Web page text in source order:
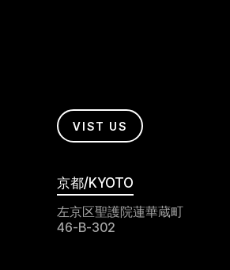
VIST US
京都/KYOTO
左京区聖護院蓮華蔵町
46-B-302